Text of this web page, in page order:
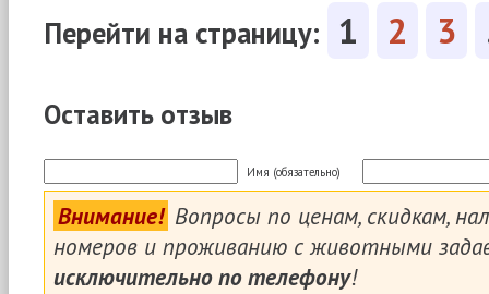
Перейти на страницу: 1 2 3
Оставить отзыв
Имя (обязательно)
Внимание! Вопросы по ценам, скидкам,
номеров и проживанию с животными
исключительно по телефону!